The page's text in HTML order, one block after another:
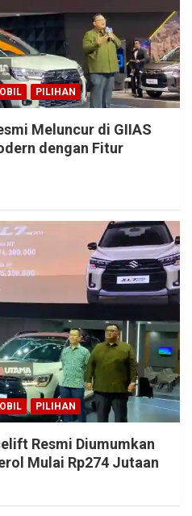
PILIHAN
Meluncur di GIIAS
dengan Fitur
PILIHAN
Resmi Diumumkan
Mulai Rp274 Jutaan